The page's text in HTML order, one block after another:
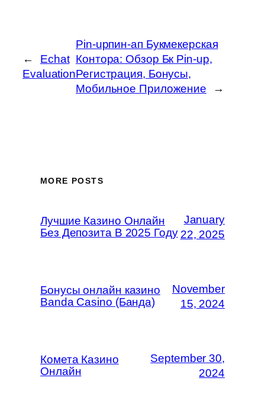
←
Echat
Evaluation
Pin-upпин-ап Букмекерская
Контора: Обзор Бк Pin-up,
Регистрация, Бонусы,
Мобильное Приложение
→
MORE POSTS
Лучшие Казино Онлайн
Без Депозита В 2025 Году
January
22, 2025
Бонусы онлайн казино
Banda Casino (Банда)
November
15, 2024
Комета Казино
Онлайн
September 30,
2024